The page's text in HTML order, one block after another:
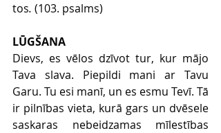
tos. (103. psalms)
LŪGŠANA
Dievs, es vēlos dzīvot tur, kur mājo
Tava slava. Piepildi mani ar Tavu
Garu. Tu esi manī, un es esmu Tevī. Tā
ir pilnības vieta, kurā gars un dvēsele
saskaras nebeidzamas mīlestības